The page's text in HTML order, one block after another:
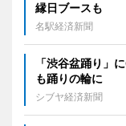
縁日ブースも
名駅経済新聞
「渋谷盆踊り
も踊りの輪に
シブヤ経済新聞